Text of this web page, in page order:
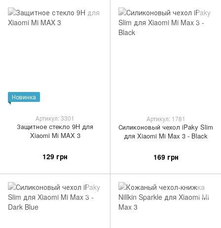
Новинка
Артикул: 3301
Защитное стекло 9H для
Xiaomi Mi MAX 3
129 грн
Артикул: 1781
Силиконовый чехол iPaky Slim
для Xiaomi Mi Max 3 - Black
169 грн